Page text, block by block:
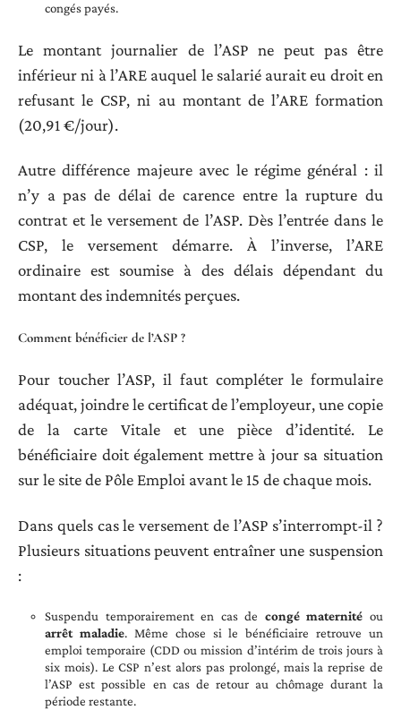
congés payés.
Le montant journalier de l’ASP ne peut pas être
inférieur ni à l’ARE auquel le salarié aurait eu droit en
refusant le CSP, ni au montant de l’ARE formation
(20,91 €/jour).
Autre différence majeure avec le régime général : il
n’y a pas de délai de carence entre la rupture du
contrat et le versement de l’ASP. Dès l’entrée dans le
CSP, le versement démarre. À l’inverse, l’ARE
ordinaire est soumise à des délais dépendant du
montant des indemnités perçues.
Comment bénéficier de l’ASP ?
Pour toucher l’ASP, il faut compléter le formulaire
adéquat, joindre le certificat de l’employeur, une copie
de la carte Vitale et une pièce d’identité. Le
bénéficiaire doit également mettre à jour sa situation
sur le site de Pôle Emploi avant le 15 de chaque mois.
Dans quels cas le versement de l’ASP s’interrompt-il ?
Plusieurs situations peuvent entraîner une suspension
:
Suspendu temporairement en cas de congé maternité ou
arrêt maladie. Même chose si le bénéficiaire retrouve un
emploi temporaire (CDD ou mission d’intérim de trois jours à
six mois). Le CSP n’est alors pas prolongé, mais la reprise de
l’ASP est possible en cas de retour au chômage durant la
période restante.